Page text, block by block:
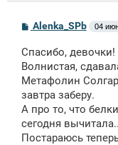
С
б
щ
е
н
и
Alenka_SPb 04
Спасибо, девочки!
Волнистая,
Метафолин
завтра заберу.
А про то, что
сегодня
Постараюсь